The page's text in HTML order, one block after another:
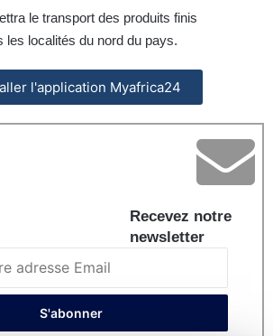
le transport des produits finis
les localités du nord du pays.
l'application Myafrica24
Recevez notre
newsletter